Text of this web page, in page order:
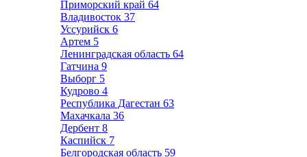
Приморский край 64
Владивосток 37
Уссурийск 6
Артем 5
Ленинградская область 64
Гатчина 9
Выборг 5
Кудрово 4
Республика Дагестан 63
Махачкала 36
Дербент 8
Каспийск 7
Белгородская область 59